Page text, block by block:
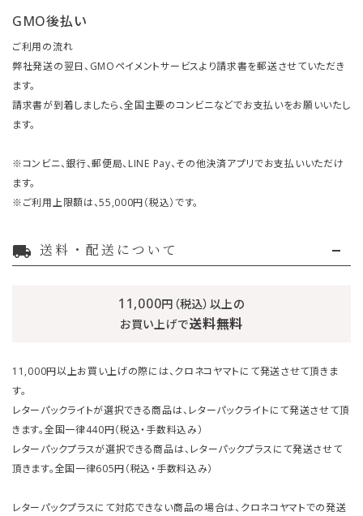
GMO後払い
ご利用の流れ
弊社発送の翌日、GMOペイメントサービスより請求書を郵送させていただき
ます。
請求書が到着しましたら、全国主要のコンビニなどでお支払いをお願いいたし
ます。
※コンビニ、銀行、郵便局、LINE Pay、その他決済アプリでお支払いいただけ
ます。
※ご利用上限額は、55,000円（税込）です。
local_shipping 送料・配送について
11,000円（税込）以上の
お買い上げで送料無料
11,000円以上お買い上げの際には、クロネコヤマトにて発送させて頂きま
す。
レターパックライトが選択できる商品は、レターパックライトにて発送させて頂
きます。全国一律440円（税込・手数料込み）
レターパックプラスが選択できる商品は、レターパックプラスにて発送させて
頂きます。全国一律605円（税込・手数料込み）
レターパックプラスにて対応できない商品の場合は、クロネコヤマトでの発送